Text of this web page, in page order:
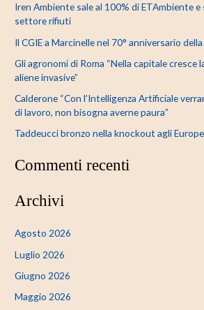
a
Iren Ambiente sale al 100% di ETAmbiente e
settore rifiuti
Il CGIE a Marcinelle nel 70° anniversario
Gli agronomi di Roma “Nella capitale cresce
aliene invasive”
Calderone “Con l’Intelligenza Artificiale
di lavoro, non bisogna averne paura”
Taddeucci bronzo nella knockout agli
Commenti recenti
Archivi
Agosto 2026
Luglio 2026
Giugno 2026
Maggio 2026